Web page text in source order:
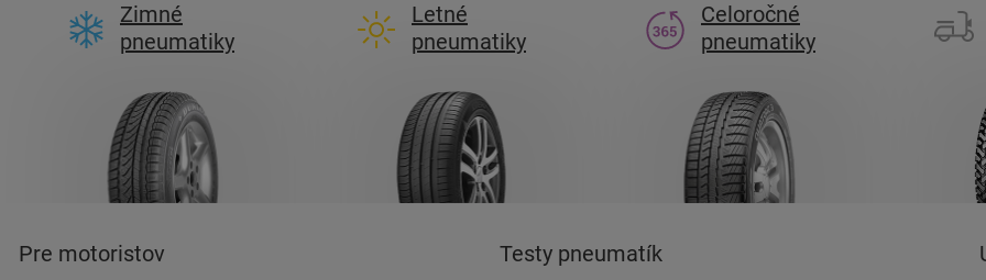
Zimné
pneumatiky
Letné
pneumatiky
Celoročné
pneumatiky
Pre motoristov Testy pneumatík